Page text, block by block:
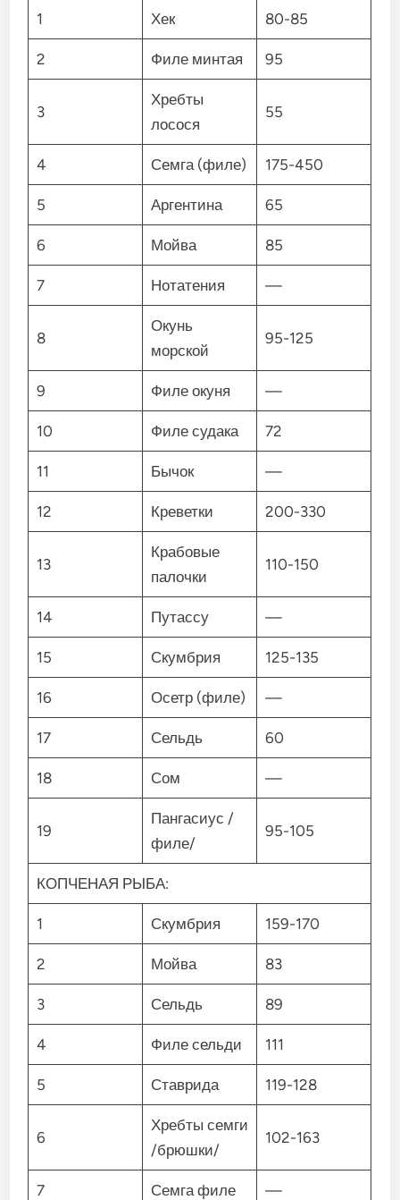
1 Хек 80-85
2 Филе минтая 95
3
Хребты
лосося
55
4 Семга (филе) 175-450
5 Аргентина 65
6 Мойва 85
7 Нотатения —
8
Окунь
морской
95-125
9 Филе окуня —
10 Филе судака 72
11 Бычок —
12 Креветки 200-330
13
Крабовые
палочки
110-150
14 Путассу —
15 Скумбрия 125-135
16 Осетр (филе) —
17 Сельдь 60
18 Сом —
19
Пангасиус /
филе/
95-105
КОПЧЕНАЯ РЫБА:
1 Скумбрия 159-170
2 Мойва 83
3 Сельдь 89
4 Филе сельди 111
5 Ставрида 119-128
6
Хребты семги
/брюшки/
102-163
7 Семга филе —